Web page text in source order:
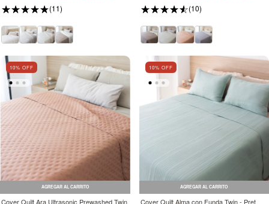
(11) (10)
10% OFF
AGREGAR AL CARRITO
Cover Quilt Ara Ultrasonic Prewashed Twin
10% OFF
AGREGAR AL CARRITO
Cover Quilt Alma con Funda Twin - Pret